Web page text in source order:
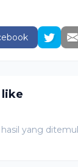
like
hasil yang